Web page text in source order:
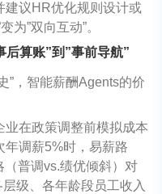
建议 HR优化规则设计或
变为”双向互动”。
后算账”到 ”事前导航”
” ，智能薪酬Agents的价
业在政策调整前模拟成本
年调薪5%时，易薪路
（普调vs.绩优倾斜）对
级、各年龄段员工收入